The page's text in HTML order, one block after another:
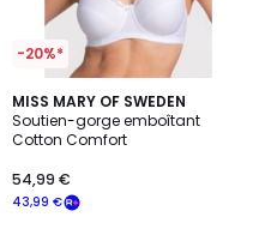
-20%*
MISS MARY OF SWEDEN
Soutien-gorge emboîtant
Cotton Comfort
43,99 €
54,99 €
4,2
/ 5
3
Couleurs